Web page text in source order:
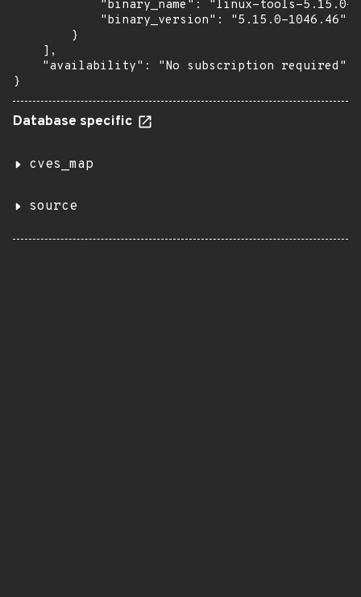
"binary_name": "linux-tools-5.15.0-
            "binary_version": "5.15.0-1046.46"
        }
    ],
    "availability": "No subscription required"
}
Database specific
cves_map
source